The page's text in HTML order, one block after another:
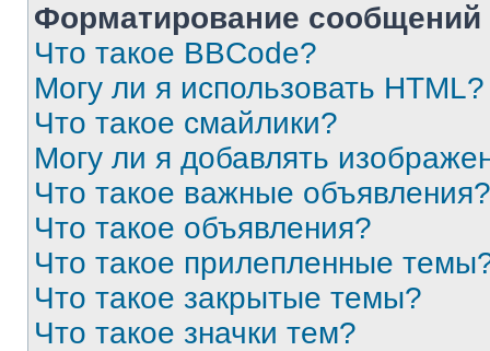
Форматирование
Что такое BBCode?
Могу ли я использовать HTML?
Что такое смайлики?
Могу ли я добавлять
Что такое важные объявления?
Что такое объявления?
Что такое прилепленные
Что такое закрытые темы?
Что такое значки тем?